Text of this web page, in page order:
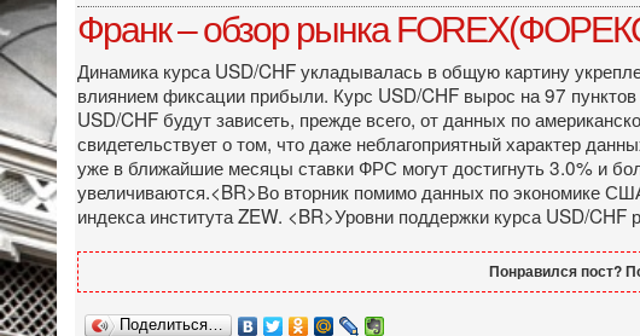
Франк – обзор рынка
Динамика курса USD/CHF укладывалась в общую картину
влиянием фиксации прибыли. Курс USD/CHF вырос на 97
USD/CHF будут зависеть, прежде всего, от данных по
свидетельствует о том, что даже неблагоприятный характер
уже в ближайшие месяцы ставки ФРС могут достигнуть 3.0% и
увеличиваются.<BR>Во вторник помимо данных по экономике
индекса института ZEW. <BR>Уровни поддержки курса USD/
Понравился пост?
Поделиться…